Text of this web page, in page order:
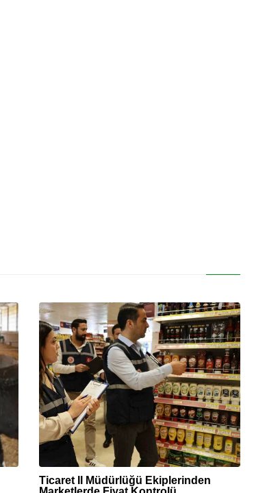
Ticaret İl Müdürlüğü Ekiplerinden